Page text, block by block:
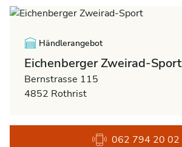
Händlerangebot
Eichenberger Zweirad-Sport
Bernstrasse 115
4852 Rothrist
062 794 20 02